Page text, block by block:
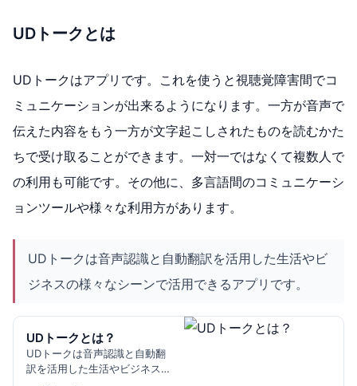
UDトークとは
UDトークはアプリです。これを使うと視聴覚障害間でコ
ミュニケーションが出来るようになります。一方が音声で
伝えた内容をもう一方が文字起こしされたものを読むかた
ちで受け取ることができます。一対一ではなくて複数人で
の利用も可能です。その他に、多言語間のコミュニケーシ
ョンツールや様々な利用方があります。
UDトークは音声認識と自動翻訳を活用した生活やビ
ジネスの様々なシーンで活用できるアプリです。
UDトークとは？
UDトークは音声認識と自動翻
訳を活用した生活やビジネスの